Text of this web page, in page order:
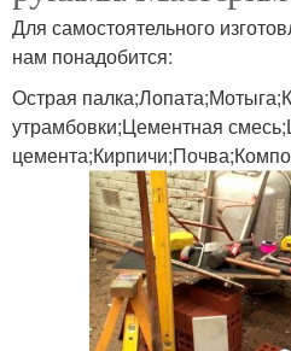
Для самостоятельного
нам понадобится:
Острая
утрамбовки;Цементная